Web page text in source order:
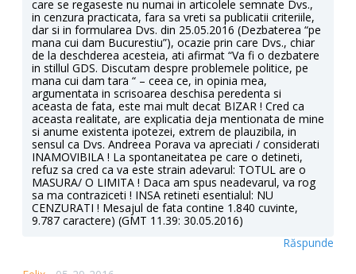
Răspunde